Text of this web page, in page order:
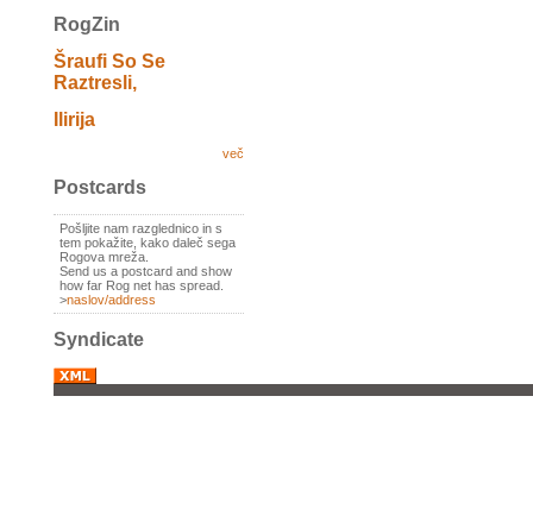
RogZin
Šraufi So Se
Raztresli,
Ilirija
več
Postcards
Pošljite nam razglednico in s
tem pokažite, kako daleč sega
Rogova mreža.
Send us a postcard and show
how far Rog net has spread.
>naslov/address
Syndicate